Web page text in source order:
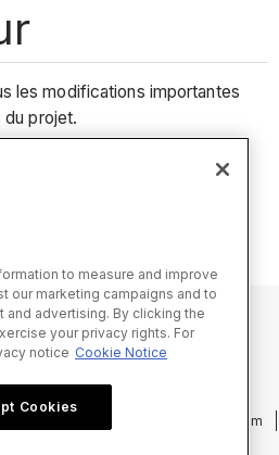
les modifications importantes
projet.
récents
récent.
procore.com
to measure and improve
our marketing campaigns and to
advertising. By clicking the
your privacy rights. For
notice Cookie Notice
Cookies